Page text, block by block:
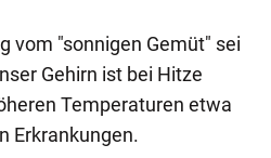
vom "sonnigen Gemüt" sei
Gehirn ist bei Hitze
Temperaturen etwa
Erkrankungen.